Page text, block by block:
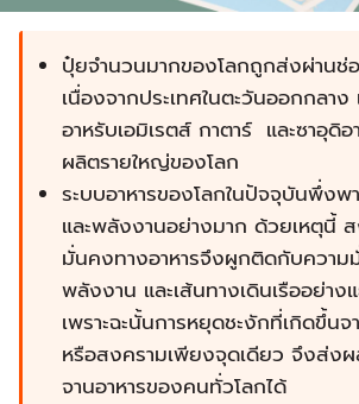
ปุ๋ยจำนวนมากของโลกถูกส่งผ่านช่
เนื่องจากประเทศในตะวันออกกลา
อาหรับเอมิเรตส์ กาตาร์ และซาอุดิอ
ผลิตรายใหญ่ของโลก
ระบบอาหารของโลกในปัจจุบันพึ่งพา
และพลังงานอย่างมาก ด้วยเหตุนี้
มั่นคงทางอาหารจึงผูกติดกับความ
พลังงาน และเส้นทางเดินเรืออย่าง
เพราะฉะนั้นการหยุดชะงักที่เกิดขึ้น
หรือสงครามเพียงจุดเดียว จึงส่ง
จานอาหารของคนทั่วโลกได้